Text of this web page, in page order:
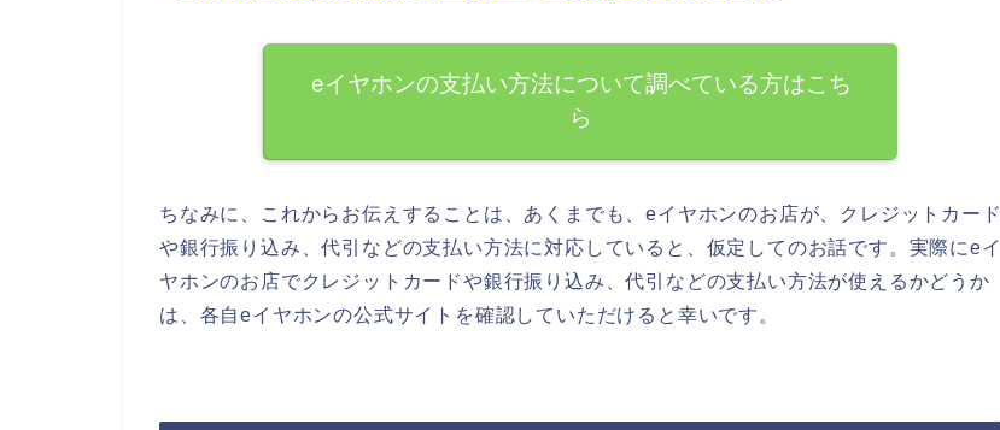
eイヤホンの支払い方法について調べている方はこち
ら
ちなみに、これからお伝えすることは、あくまでも、eイヤホンのお店が、クレジットカード
や銀行振り込み、代引などの支払い方法に対応していると、仮定してのお話です。実際にeイ
ヤホンのお店でクレジットカードや銀行振り込み、代引などの支払い方法が使えるかどうか
は、各自eイヤホンの公式サイトを確認していただけると幸いです。